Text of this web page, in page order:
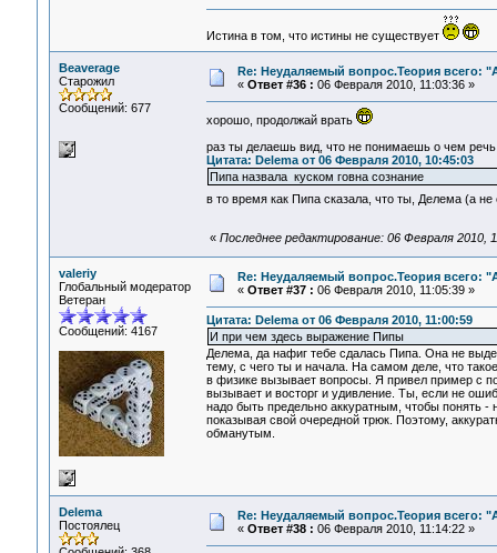
Истина в том, что истины не существует
Beaverage
Старожил
Сообщений: 677
Re: Неудаляемый вопрос.Теория всего:
« Ответ #36 : 06 Февраля 2010, 11:03:36 »
хорошо, продолжай врать
раз ты делаешь вид, что не понимаешь о чем
Цитата: Delema от 06 Февраля 2010, 10:45:03
Пипа назвала куском говна сознание
в то время как Пипа сказала, что ты, Делема (а
« Последнее редактирование: 06 Февраля 2010,
valeriy
Глобальный модератор
Ветеран
Сообщений: 4167
Re: Неудаляемый вопрос.Теория всего:
« Ответ #37 : 06 Февраля 2010, 11:05:39 »
Цитата: Delema от 06 Февраля 2010, 11:00:59
И при чем здесь выражение Пипы
Делема, да нафиг тебе сдалась Пипа. Она не
тему, с чего ты и начала. На самом деле, что
в физике вызывает вопросы. Я привел пример с
вызывает и восторг и удивление. Ты, если не
надо быть предельно аккуратным, чтобы понять -
показывая свой очередной трюк. Поэтому,
обманутым.
Delema
Постоялец
Re: Неудаляемый вопрос.Теория всего:
« Ответ #38 : 06 Февраля 2010, 11:14:22 »